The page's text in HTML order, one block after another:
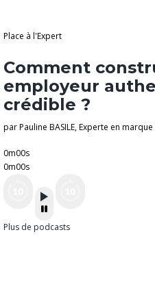
Place à l'Expert
Comment
employeur
crédible ?
par Pauline BASILE, Experte en
0m00s
0m00s
Plus de podcasts